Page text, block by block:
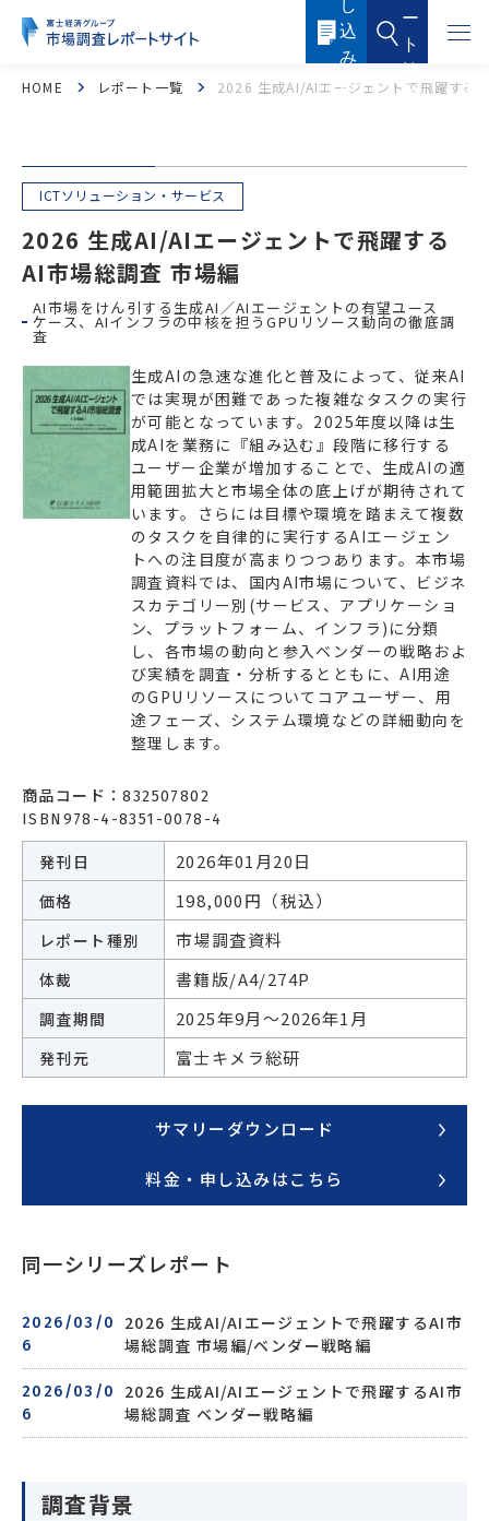
し
込
み
内
ー
ト
検
索
フード・フードサービス ヘルスケア
医薬品・メディカル
産業機器・制御機器 電子機器・電子部品
ICTソリューション・サービス ケミカル・マテリアル
エネルギー 環境・社会・インフラ
建築・住宅 自動車・輸送
その他
HOME レポート一覧 2026 生成AI/AIエージェントで飛躍する
ICTソリューション・サービス
2026 生成AI/AIエージェントで飛躍する
AI市場総調査 市場編
AI市場をけん引する生成AI／AIエージェントの有望ユース
ケース、AIインフラの中核を担うGPUリソース動向の徹底調
査
生成AIの急速な進化と普及によって、従来AI
では実現が困難であった複雑なタスクの実行
が可能となっています。2025年度以降は生
成AIを業務に『組み込む』段階に移行する
ユーザー企業が増加することで、生成AIの適
用範囲拡大と市場全体の底上げが期待されて
います。さらには目標や環境を踏まえて複数
のタスクを自律的に実行するAIエージェン
トへの注目度が高まりつつあります。本市場
調査資料では、国内AI市場について、ビジネ
スカテゴリー別(サービス、アプリケーショ
ン、プラットフォーム、インフラ)に分類
し、各市場の動向と参入ベンダーの戦略およ
び実績を調査・分析するとともに、AI用途
のGPUリソースについてコアユーザー、用
途フェーズ、システム環境などの詳細動向を
整理します。
商品コード：832507802
ISBN978-4-8351-0078-4
発刊日 2026年01月20日
価格 198,000円（税込）
レポート種別 市場調査資料
体裁 書籍版/A4/274P
調査期間 2025年9月～2026年1月
発刊元 富士キメラ総研
サマリーダウンロード
料金・申し込みはこちら
同一シリーズレポート
2026/03/0
6
2026 生成AI/AIエージェントで飛躍するAI市
場総調査 市場編/ベンダー戦略編
2026/03/0
6
2026 生成AI/AIエージェントで飛躍するAI市
場総調査 ベンダー戦略編
調査背景